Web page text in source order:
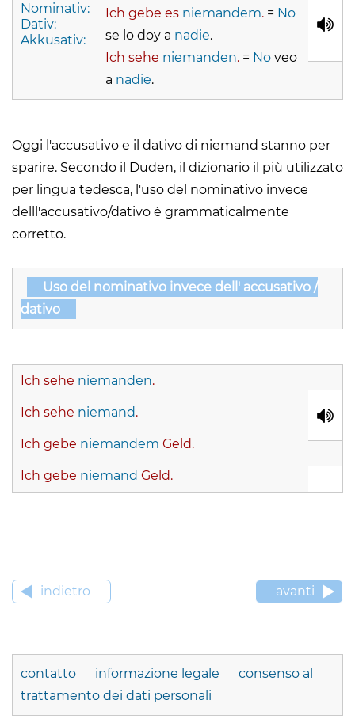
Nominativ:
Dativ:
Akkusativ:
Ich gebe es niemandem. = No
se lo doy a nadie.
Ich sehe niemanden. = No veo
a nadie.
Oggi l'accusativo e il dativo di niemand stanno per
sparire. Secondo il Duden, il dizionario il più utilizzato
per lingua tedesca, l'uso del nominativo invece
delll'accusativo/dativo è grammaticalmente
corretto.
Uso del nominativo invece dell' accusativo /
dativo
Ich sehe niemanden.
Ich sehe niemand.
Ich gebe niemandem Geld.
Ich gebe niemand Geld.
indietro avanti
contatto informazione legale
consenso al
trattamento dei dati personali